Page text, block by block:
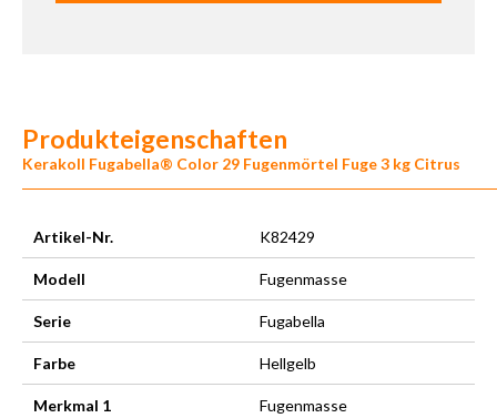
Produkteigenschaften
Kerakoll Fugabella® Color 29 Fugenmörtel Fuge 3 kg Citrus
Artikel-Nr. K82429
Modell Fugenmasse
Serie Fugabella
Farbe Hellgelb
Merkmal 1 Fugenmasse